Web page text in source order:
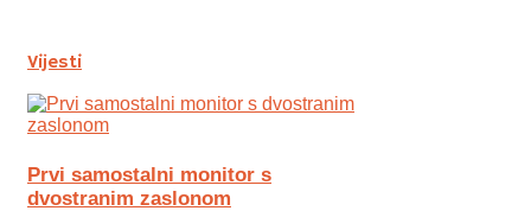
Vijesti
Prvi samostalni monitor s
dvostranim zaslonom